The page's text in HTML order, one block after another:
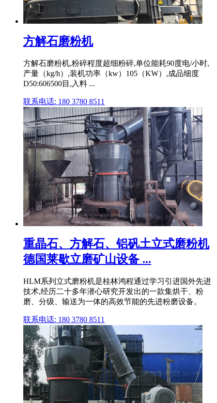
方解石磨粉机
方解石磨粉机,粉碎程度超细粉碎,单位能耗90度电/小时,
产量（kg/h）,装机功率（kw）105（KW）,成品细度
D50:606500目,入料 ...
联系电话: 180 3780 8511
重晶石、方解石、铝矾土立式磨粉机
德国莱歇立磨矿山设备 ...
HLM系列立式磨粉机是桂林鸿程通过学习引进国外先进
技术,经历二十多年潜心研究开发出的一款集烘干、粉
磨、分级、输送为一体的高效节能的先进粉磨设备。
联系电话: 180 3780 8511